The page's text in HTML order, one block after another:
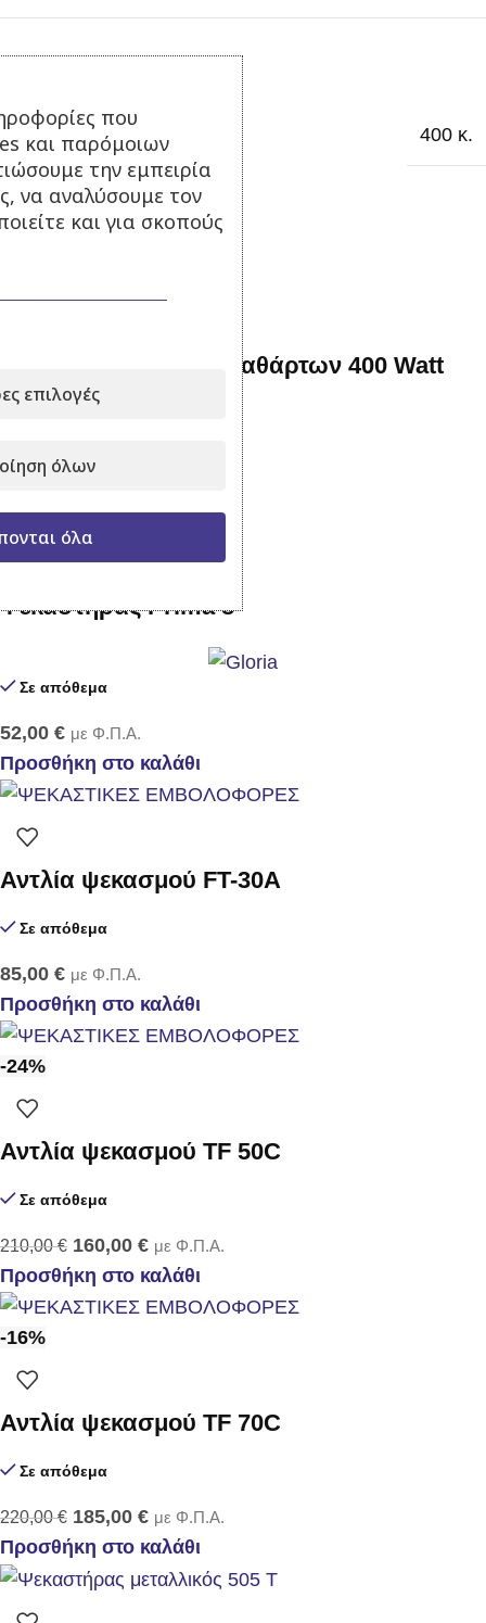
ΒΆΡΟΣ 400 κ.
Σχετικά Προϊόντα
Υποβρύχια αντλία ακαθάρτων 400 Watt
47,00€ με Φ.Π.Α.
Ψεκαστήρας Prima 8
Σε απόθεμα
52,00 € με Φ.Π.Α.
Προσθήκη στο καλάθι
Αντλία ψεκασμού FT-30Α
Σε απόθεμα
85,00 € με Φ.Π.Α.
Προσθήκη στο καλάθι
-24%
Αντλία ψεκασμού TF 50C
Σε απόθεμα
210,00€ 160,00 € με Φ.Π.Α.
Προσθήκη στο καλάθι
-16%
Αντλία ψεκασμού TF 70C
Σε απόθεμα
220,00€ 185,00 € με Φ.Π.Α.
Προσθήκη στο καλάθι
που
και παρόμοιων
την εμπειρία
να αναλύσουμε τον
και για σκοπούς
επιλογές
όλων
όλα